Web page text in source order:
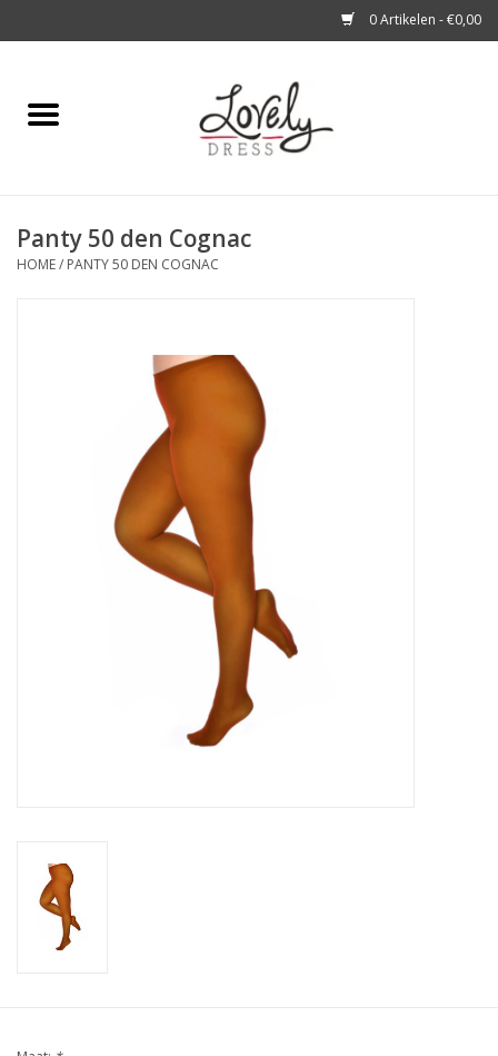
0 Artikelen - €0,00
Home
A story about
Panty 50 den Cognac
HOME/ PANTY 50 DEN COGNAC